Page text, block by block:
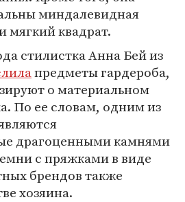
миндалевидная
мягкий квадрат.
стилистка Анна Бей из
предметы гардероба,
о материальном
По ее словам, одним из
драгоценными камнями
с пряжками в виде
брендов также
хозяина.